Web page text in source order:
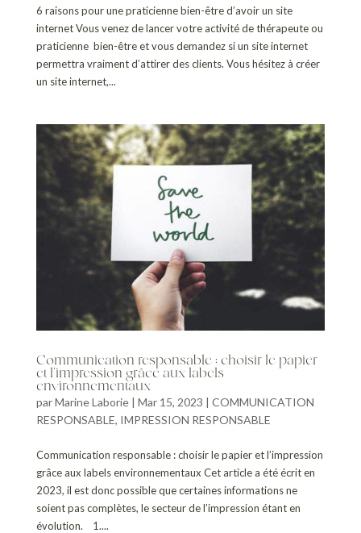
6 raisons pour une praticienne bien-être d’avoir un site
internet Vous venez de lancer votre activité de thérapeute ou
praticienne bien-être et vous demandez si un site internet
permettra vraiment d’attirer des clients. Vous hésitez à créer
un site internet,...
Communication responsable : choisir le papier
et l’impression grâce aux labels
environnementaux
parMarine Laborie| Mar 15, 2023 | COMMUNICATION
RESPONSABLE, IMPRESSION RESPONSABLE
Communication responsable : choisir le papier et l’impression
grâce aux labels environnementaux Cet article a été écrit en
2023, il est donc possible que certaines informations ne
soient pas complètes, le secteur de l’impression étant en
évolution. 1....